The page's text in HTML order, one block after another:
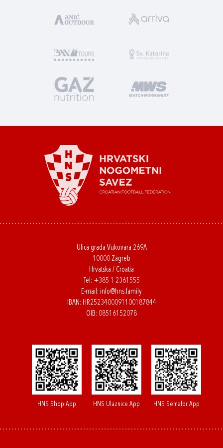
Ulica grada Vukovara 269A
10000 Zagreb
Hrvatska / Croatia
Tel: +385 1 2361555
E-mail: info@hns.family
IBAN: HR2523400091100187844
OIB: 08516152078
HNS Shop App HNS Ulaznice App HNS Semafor App